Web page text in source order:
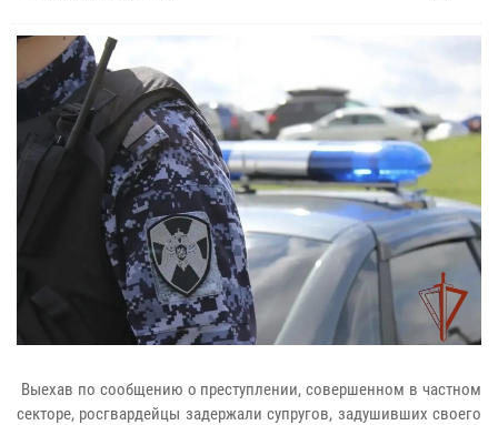
Выехав по сообщению о преступлении, совершенном в частном
секторе, росгвардейцы задержали супругов, задушивших своего